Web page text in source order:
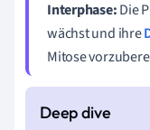
Interphase:Die
wächst und ihre
Mitose